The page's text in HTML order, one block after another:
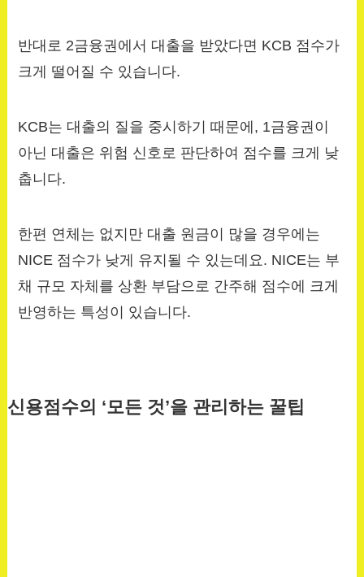
반대로 2금융권에서 대출을 받았다면 KCB 점수가
크게 떨어질 수 있습니다.
KCB는 대출의 질을 중시하기 때문에, 1금융권이
아닌 대출은 위험 신호로 판단하여 점수를 크게 낮
춥니다.
한편 연체는 없지만 대출 원금이 많을 경우에는
NICE 점수가 낮게 유지될 수 있는데요. NICE는 부
채 규모 자체를 상환 부담으로 간주해 점수에 크게
반영하는 특성이 있습니다.
신용점수의 ‘모든 것’을 관리하는 꿀팁